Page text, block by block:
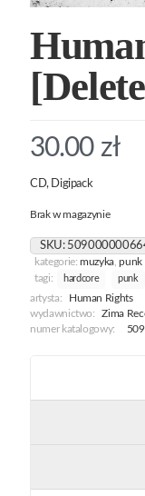
30.00 zł
CD, Digipack
Brak w magazynie
SKU:
kategorie:muzyka,punk
tagi:
hardcore punk
artysta:
Human Rights
wydawnictwo:
Zima
numer katalogowy: